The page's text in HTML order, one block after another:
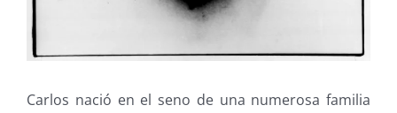
Carlos nació en el seno de una numerosa familia